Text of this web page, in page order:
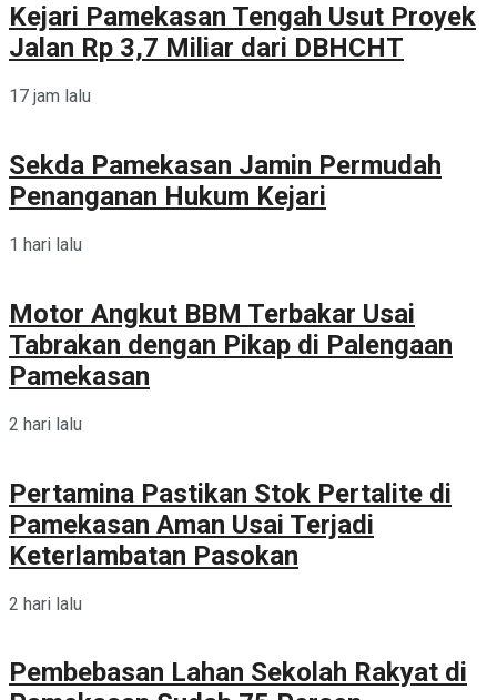
Kejari Pamekasan Tengah Usut Proyek
Jalan Rp 3,7 Miliar dari DBHCHT
17 jam lalu
Sekda Pamekasan Jamin Permudah
Penanganan Hukum Kejari
1 hari lalu
Motor Angkut BBM Terbakar Usai
Tabrakan dengan Pikap di Palengaan
Pamekasan
2 hari lalu
Pertamina Pastikan Stok Pertalite di
Pamekasan Aman Usai Terjadi
Keterlambatan Pasokan
2 hari lalu
Pembebasan Lahan Sekolah Rakyat di